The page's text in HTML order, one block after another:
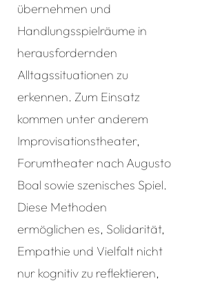
übernehmen und
Handlungsspielräume in
herausfordernden
Alltagssituationen zu
erkennen. Zum Einsatz
kommen unter anderem
Improvisationstheater,
Forumtheater nach Augusto
Boal sowie szenisches Spiel.
Diese Methoden
ermöglichen es, Solidarität,
Empathie und Vielfalt nicht
nur kognitiv zu reflektieren,